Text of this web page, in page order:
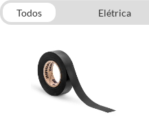
Todos Elétrica
Construção e Acabamentos